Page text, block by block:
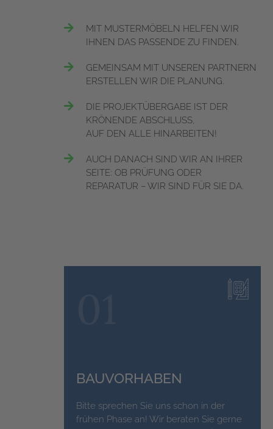
MIT MUSTERMÖBELN HELFEN WIR
IHNEN DAS PASSENDE ZU FINDEN.
GEMEINSAM MIT UNSEREN PARTNERN
ERSTELLEN WIR DIE PLANUNG.
DIE PROJEKTÜBERGABE IST DER
KRÖNENDE ABSCHLUSS,
AUF DEN ALLE HINARBEITEN!
AUCH DANACH SIND WIR AN IHRER
SEITE: OB PRÜFUNG ODER
REPARATUR – WIR SIND FÜR SIE DA.
BAUVORHABEN
Bitte sprechen Sie uns schon in der
frühen Phase an! Wir beraten Sie gerne